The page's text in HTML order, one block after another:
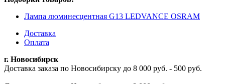
Лампа люминесцентная G13 LEDVANCE OSRAM
Доставка
Оплата
г. Новосибирск
Доставка заказа по Новосибирску до 8 000 руб. - 500 руб.